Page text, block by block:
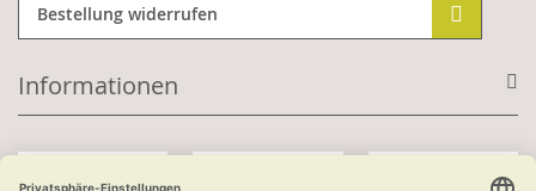
Bestellung widerrufen
Informationen